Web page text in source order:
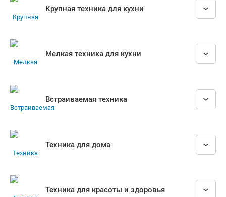
Крупная техника для кухни
Мелкая техника для кухни
Встраиваемая техника
Техника для дома
Техника для красоты и здоровья